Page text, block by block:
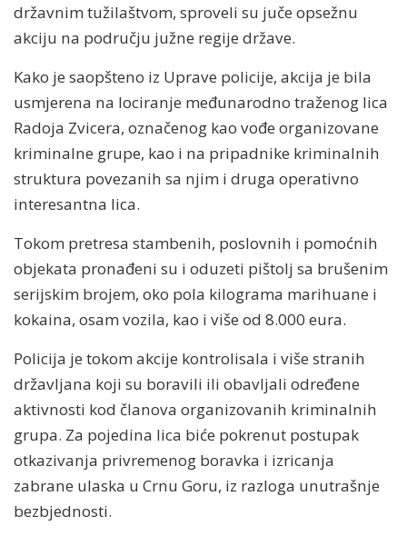
državnim tužilaštvom, sproveli su juče opsežnu
akciju na području južne regije države.
Kako je saopšteno iz Uprave policije, akcija je bila
usmjerena na lociranje međunarodno traženog lica
Radoja Zvicera, označenog kao vođe organizovane
kriminalne grupe, kao i na pripadnike kriminalnih
struktura povezanih sa njim i druga operativno
interesantna lica.
Tokom pretresa stambenih, poslovnih i pomoćnih
objekata pronađeni su i oduzeti pištolj sa brušenim
serijskim brojem, oko pola kilograma marihuane i
kokaina, osam vozila, kao i više od 8.000 eura.
Policija je tokom akcije kontrolisala i više stranih
državljana koji su boravili ili obavljali određene
aktivnosti kod članova organizovanih kriminalnih
grupa. Za pojedina lica biće pokrenut postupak
otkazivanja privremenog boravka i izricanja
zabrane ulaska u Crnu Goru, iz razloga unutrašnje
bezbjednosti.